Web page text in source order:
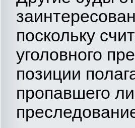
поскольку
уголовного
позиции
пропавшего